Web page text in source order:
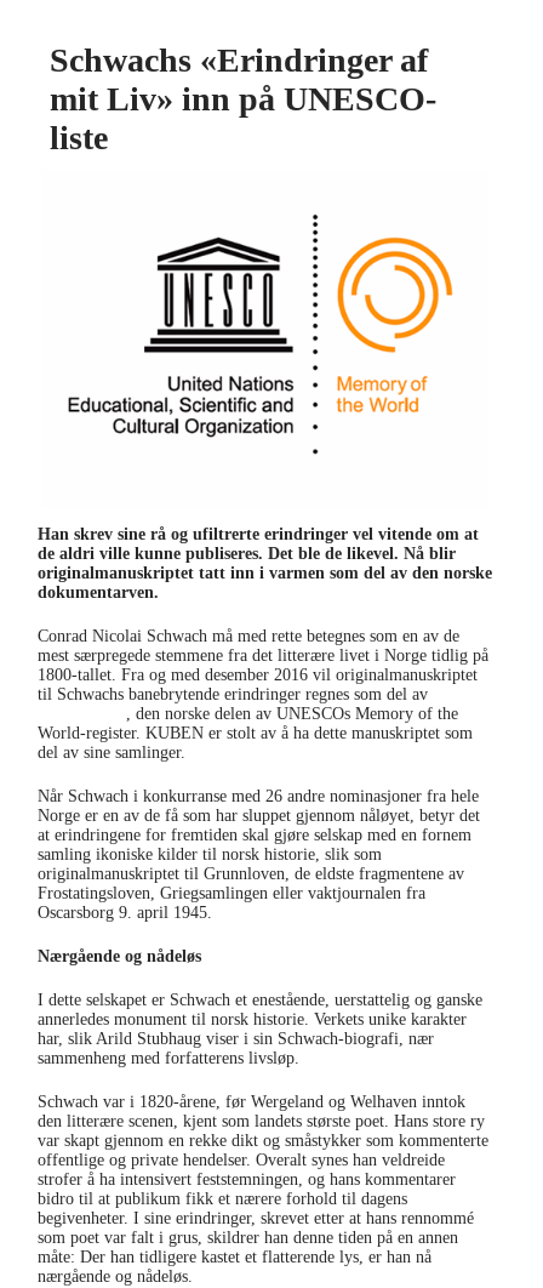
Schwachs «Erindringer af
mit Liv» inn på UNESCO-
liste
Han skrev sine rå og ufiltrerte erindringer vel vitende om at
de aldri ville kunne publiseres. Det ble de likevel. Nå blir
originalmanuskriptet tatt inn i varmen som del av den norske
dokumentarven.
Conrad Nicolai Schwach må med rette betegnes som en av de
mest særpregede stemmene fra det litterære livet i Norge tidlig på
1800-tallet. Fra og med desember 2016 vil originalmanuskriptet
til Schwachs banebrytende erindringer regnes som del av
, den norske delen av UNESCOs Memory of the
World-register. KUBEN er stolt av å ha dette manuskriptet som
del av sine samlinger.
Når Schwach i konkurranse med 26 andre nominasjoner fra hele
Norge er en av de få som har sluppet gjennom nåløyet, betyr det
at erindringene for fremtiden skal gjøre selskap med en fornem
samling ikoniske kilder til norsk historie, slik som
originalmanuskriptet til Grunnloven, de eldste fragmentene av
Frostatingsloven, Griegsamlingen eller vaktjournalen fra
Oscarsborg 9. april 1945.
Nærgående og nådeløs
I dette selskapet er Schwach et enestående, uerstattelig og ganske
annerledes monument til norsk historie. Verkets unike karakter
har, slik Arild Stubhaug viser i sin Schwach-biografi, nær
sammenheng med forfatterens livsløp.
Schwach var i 1820-årene, før Wergeland og Welhaven inntok
den litterære scenen, kjent som landets største poet. Hans store ry
var skapt gjennom en rekke dikt og småstykker som kommenterte
offentlige og private hendelser. Overalt synes han veldreide
strofer å ha intensivert feststemningen, og hans kommentarer
bidro til at publikum fikk et nærere forhold til dagens
begivenheter. I sine erindringer, skrevet etter at hans rennommé
som poet var falt i grus, skildrer han denne tiden på en annen
måte: Der han tidligere kastet et flatterende lys, er han nå
nærgående og nådeløs.